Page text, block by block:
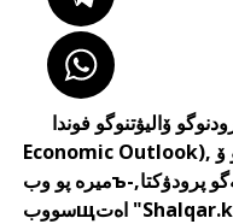
Economic Outlook), كازاحستان زانيماەت 50-ە مەستو ۆ
ميرە پو وبъيومۋ ۆالوۆوگو ۆنۋترەننەگو پرودۋكتا,-
سووبщاەت "Shalqar.kz"سو سسىلكوي نا پرەسس-